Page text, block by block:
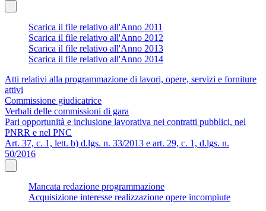
Scarica il file relativo all'Anno 2011
Scarica il file relativo all'Anno 2012
Scarica il file relativo all'Anno 2013
Scarica il file relativo all'Anno 2014
Atti relativi alla programmazione di lavori, opere, servizi e forniture
attivi
Commissione giudicatrice
Verbali delle commissioni di gara
Pari opportunità e inclusione lavorativa nei contratti pubblici, nel
PNRR e nel PNC
Art. 37, c. 1, lett. b) d.lgs. n. 33/2013 e art. 29, c. 1, d.lgs. n.
50/2016
Mancata redazione programmazione
Acquisizione interesse realizzazione opere incompiute